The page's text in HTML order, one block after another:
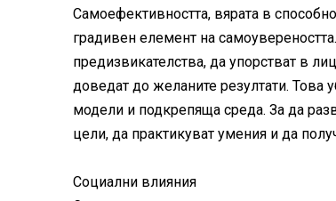
Самоефективността, вярата в
градивен елемент на
предизвикателства, да упорстват в
доведат до желаните резултати. Това
модели и подкрепяща среда. За да
цели, да практикуват умения и да
Социални влияния